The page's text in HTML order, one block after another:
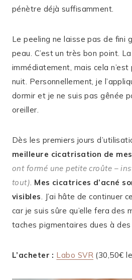
pénètre déjà suffisamment.
Le peeling ne laisse pas de fini
peau. C’est un très bon point.
immédiatement, mais cela
nuit. Personnellement, je
dormir et je ne suis pas gênée
oreiller.
Dès les premiers jours
meilleure cicatrisation de
ont formé une petite croûte –
tout). Mes cicatrices d’acné
visibles. J’ai hâte de continuer
car je suis sûre qu’elle fera des
taches pigmentaires dues à
L’acheter : Labo SVR (30,50€